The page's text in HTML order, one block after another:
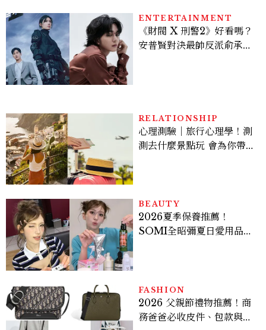
ENTERTAINMENT
《財閥 X 刑警2》好看嗎？
安普賢對決最帥反派俞承
RELATIONSHIP
心理測驗｜旅行心理學！測
測去什麼景點玩 會為你帶來
BEAUTY
2026夏季保養推薦！
SOMI全昭彌夏日愛用品公
FASHION
2026 父親節禮物推薦！商
務爸爸必收皮件、包款與鞋